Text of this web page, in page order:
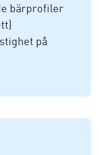
bärprofiler
på